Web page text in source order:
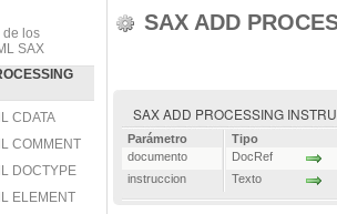
de los
SAX
CDATA
COMMENT
DOCTYPE
ELEMENT
SAX ADD
SAX ADD PROCESSING
Parámetro
Tipo
documento
DocRef
instruccion
Texto